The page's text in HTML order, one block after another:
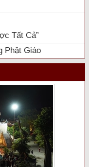
Tất Cả”
Phật Giáo